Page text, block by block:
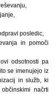
posledic,
in pomoči
odsotnosti pa
se imenujejo iz
in služb, ki
načrti